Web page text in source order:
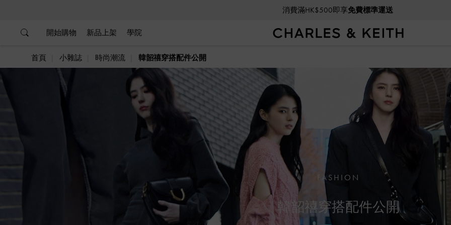
消費滿HK$500即享免費標準運送
開始購物 新品上架 學院
首頁 小雜誌 時尚潮流 韓韶禧穿搭配件公開
FASHION
韓韶禧穿搭配件公開